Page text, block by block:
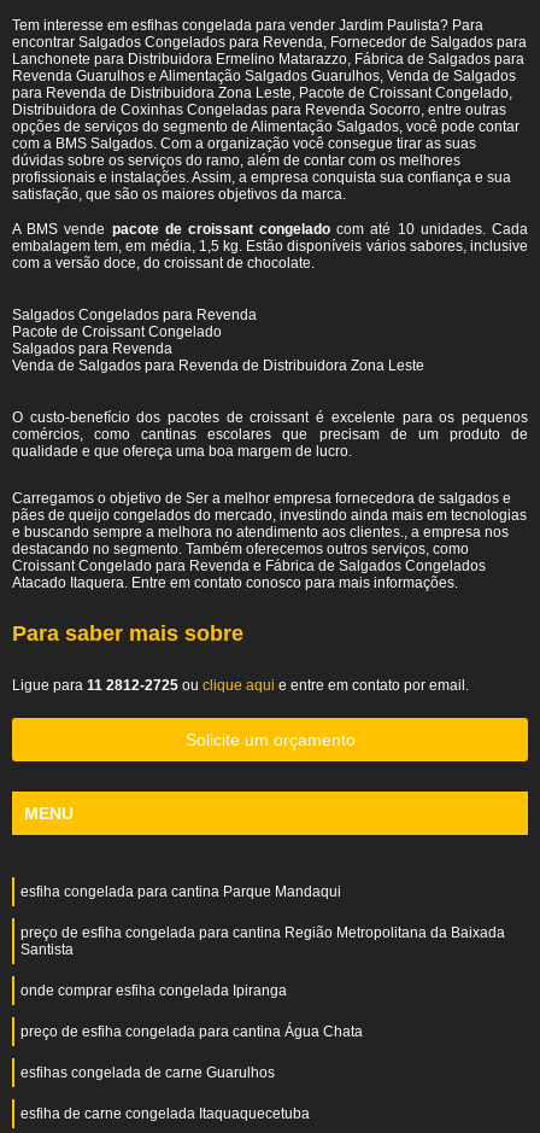
Tem interesse em esfihas congelada para vender Jardim Paulista? Para
encontrar Salgados Congelados para Revenda, Fornecedor de Salgados para
Lanchonete para Distribuidora Ermelino Matarazzo, Fábrica de Salgados para
Revenda Guarulhos e Alimentação Salgados Guarulhos, Venda de Salgados
para Revenda de Distribuidora Zona Leste, Pacote de Croissant Congelado,
Distribuidora de Coxinhas Congeladas para Revenda Socorro, entre outras
opções de serviços do segmento de Alimentação Salgados, você pode contar
com a BMS Salgados. Com a organização você consegue tirar as suas
dúvidas sobre os serviços do ramo, além de contar com os melhores
profissionais e instalações. Assim, a empresa conquista sua confiança e sua
satisfação, que são os maiores objetivos da marca.
A BMS vende pacote de croissant congelado com até 10 unidades. Cada
embalagem tem, em média, 1,5 kg. Estão disponíveis vários sabores, inclusive
com a versão doce, do croissant de chocolate.
Salgados Congelados para Revenda
Pacote de Croissant Congelado
Salgados para Revenda
Venda de Salgados para Revenda de Distribuidora Zona Leste
O custo-benefício dos pacotes de croissant é excelente para os pequenos
comércios, como cantinas escolares que precisam de um produto de
qualidade e que ofereça uma boa margem de lucro.
Carregamos o objetivo de Ser a melhor empresa fornecedora de salgados e
pães de queijo congelados do mercado, investindo ainda mais em tecnologias
e buscando sempre a melhora no atendimento aos clientes., a empresa nos
destacando no segmento. Também oferecemos outros serviços, como
Croissant Congelado para Revenda e Fábrica de Salgados Congelados
Atacado Itaquera. Entre em contato conosco para mais informações.
Para saber mais sobre
Ligue para 11 2812-2725 ou clique aqui e entre em contato por email.
Solicite um orçamento
MENU
esfiha congelada para cantina Parque Mandaqui
preço de esfiha congelada para cantina Região Metropolitana da Baixada
Santista
onde comprar esfiha congelada Ipiranga
preço de esfiha congelada para cantina Água Chata
esfihas congelada de carne Guarulhos
esfiha de carne congelada Itaquaquecetuba